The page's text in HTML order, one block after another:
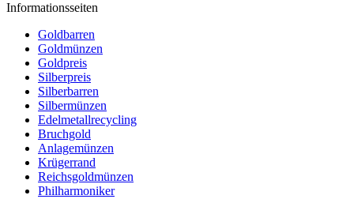
Informationsseiten
Goldbarren
Goldmünzen
Goldpreis
Silberpreis
Silberbarren
Silbermünzen
Edelmetallrecycling
Bruchgold
Anlagemünzen
Krügerrand
Reichsgoldmünzen
Philharmoniker